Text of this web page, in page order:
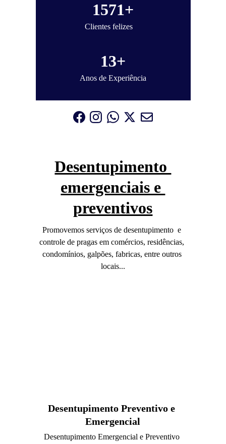
1571+
13+
Anos de Experiência
Clientes felizes
Desentupimento
emergenciais e
preventivos
Promovemos serviços de desentupimento  e
controle de pragas em comércios, residências,
condomínios, galpões, fabricas, entre outros
locais...
Desentupimento Preventivo e
Emergencial
Desentupimento Emergencial e Preventivo